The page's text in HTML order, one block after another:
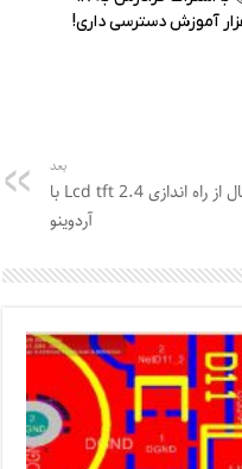
بعد
چند مثال از راه اندازی Lcd tft 2.4 با
آردوینو